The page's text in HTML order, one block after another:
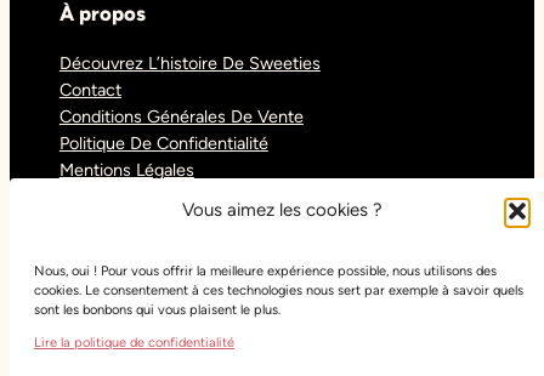
Vous aimez les cookies ?
Nous, oui ! Pour vous offrir la meilleure expérience possible, nous utilisons des
cookies. Le consentement à ces technologies nous sert par exemple à savoir quels
sont les bonbons qui vous plaisent le plus.
Lire la politique de confidentialité
À propos
Découvrez L’histoire De Sweeties
Contact
Conditions Générales De Vente
Politique De Confidentialité
Mentions Légales
Réseaux sociaux
Instagram